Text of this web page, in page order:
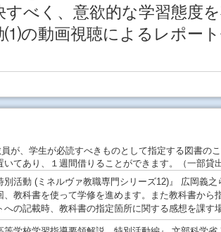
すべく、意欲的な学習態度
の動画視聴によるレポー
が、学生が必読すべきものとして指定する図書の
てあり、１週間借りることができます。（一部貸
別活動 (ミネルヴァ教職専門シリーズ12)』 広岡義
、教科書を使って学修を進めます。また教科書か
への記載時、教科書の指定箇所に関する感想を課す